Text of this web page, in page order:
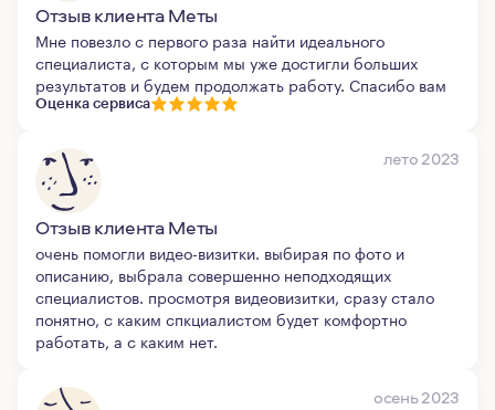
Отзыв клиента Меты
Мне повезло с первого раза найти идеального
специалиста, с которым мы уже достигли больших
результатов и будем продолжать работу. Спасибо вам
Оценка сервиса
лето 2023
Отзыв клиента Меты
очень помогли видео-визитки. выбирая по фото и
описанию, выбрала совершенно неподходящих
специалистов. просмотря видеовизитки, сразу стало
понятно, с каким спкциалистом будет комфортно
работать, а с каким нет.
осень 2023